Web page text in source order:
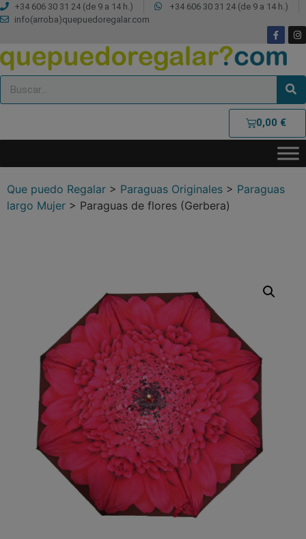
+34 606 30 31 24 (de 9 a 14 h.)
+34 606 30 31 24 (de 9 a 14 h.)
info(arroba)quepuedoregalar.com
0,00 €
Que puedo Regalar > Paraguas Originales > Paraguas
largo Mujer > Paraguas de flores (Gerbera)